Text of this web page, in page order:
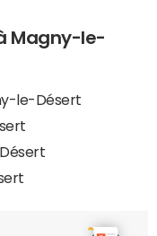
Magny-le-
le-Désert